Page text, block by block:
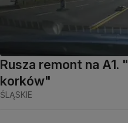
Rusza remont na
korków"
ŚLĄSKIE